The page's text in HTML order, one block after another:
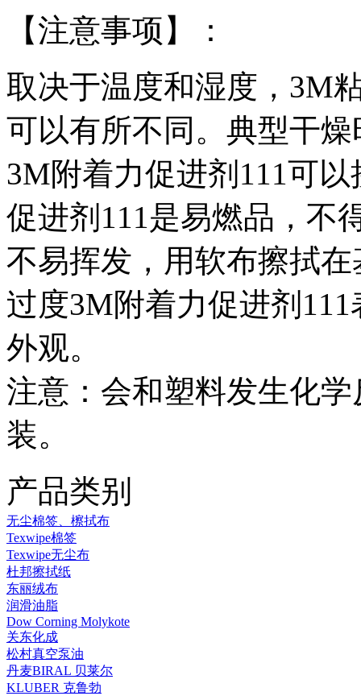
【注意事项】：
取决于温度和湿度，3M
可以有所不同。典型干
3M附着力促进剂111可
促进剂111是易燃品，不
不易挥发，用软布擦拭
过度3M附着力促进剂
外观。
注意：会和塑料发生化
装。
产品类别
无尘棉签、檫拭布
Texwipe棉签
Texwipe无尘布
杜邦擦拭纸
东丽绒布
润滑油脂
Dow Corning Molykote
关东化成
松村真空泵油
丹麦BIRAL 贝莱尔
KLUBER 克鲁勃